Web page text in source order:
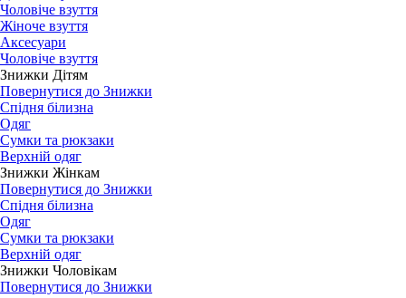
Чоловіче взуття
Жіноче взуття
Аксесуари
Чоловіче взуття
Знижки Дітям
Повернутися до Знижки
Спідня білизна
Одяг
Сумки та рюкзаки
Верхній одяг
Знижки Жінкам
Повернутися до Знижки
Спідня білизна
Одяг
Сумки та рюкзаки
Верхній одяг
Знижки Чоловікам
Повернутися до Знижки